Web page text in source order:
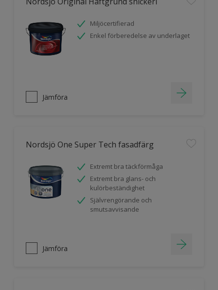
Miljöcertifierad
Enkel förberedelse av underlaget
Jämföra
Nordsjö One Super Tech fasadfärg
Extremt bra täckförmåga
Extremt bra glans- och
kulörbeständighet
Självrengörande och
smutsavvisande
Jämföra